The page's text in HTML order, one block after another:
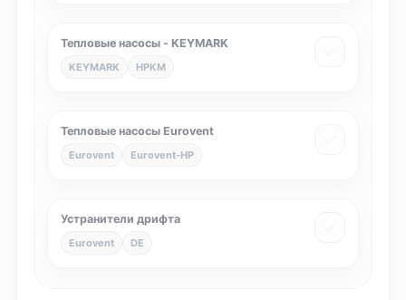
Тепловые насосы - KEYMARK
KEYMARK HPKM
Тепловые насосы Eurovent
Eurovent Eurovent-HP
Устранители дрифта
Eurovent DE